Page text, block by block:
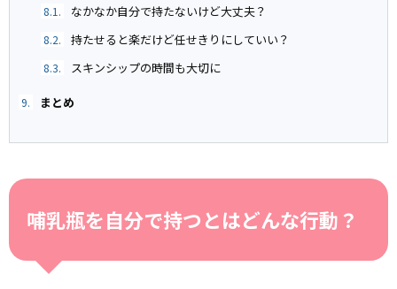
8.1. なかなか自分で持たないけど大丈夫？
8.2. 持たせると楽だけど任せきりにしていい？
8.3. スキンシップの時間も大切に
9. まとめ
哺乳瓶を自分で持つとはどんな行動？